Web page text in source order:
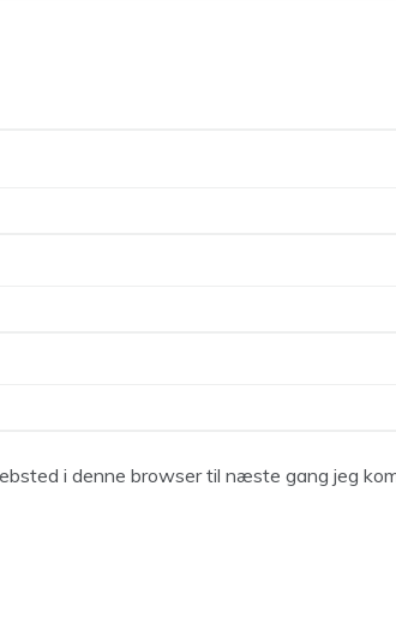
i denne browser til næste gang jeg